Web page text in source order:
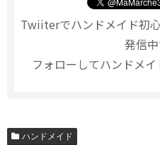
Twiiterでハンドメイド初
発信中
フォローしてハンドメ
ハンドメイド